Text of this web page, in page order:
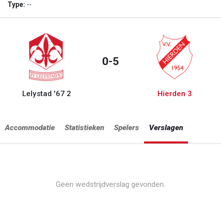
Type: --
Lelystad '67 2
0-5
Hierden 3
Accommodatie Statistieken Spelers Verslagen
Geen wedstrijdverslag gevonden.